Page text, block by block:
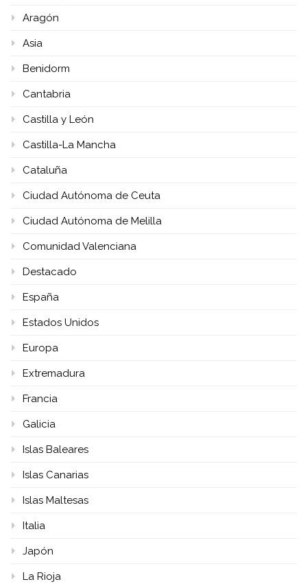
Aragón
Asia
Benidorm
Cantabria
Castilla y León
Castilla-La Mancha
Cataluña
Ciudad Autónoma de Ceuta
Ciudad Autónoma de Melilla
Comunidad Valenciana
Destacado
España
Estados Unidos
Europa
Extremadura
Francia
Galicia
Islas Baleares
Islas Canarias
Islas Maltesas
Italia
Japón
La Rioja